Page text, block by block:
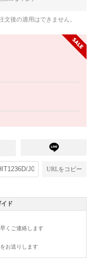
後の適用はできません。
URLをコピー
ド
くご連絡します
お送りします